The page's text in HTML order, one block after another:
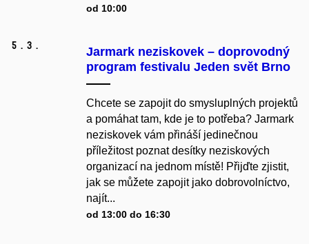
od 10:00
5. 3.
Jarmark neziskovek – doprovodný
program festivalu Jeden svět Brno
Chcete se zapojit do smysluplných projektů
a pomáhat tam, kde je to potřeba? Jarmark
neziskovek vám přináší jedinečnou
příležitost poznat desítky neziskových
organizací na jednom místě! Přijďte zjistit,
jak se můžete zapojit jako dobrovolníctvo,
najít...
od 13:00 do 16:30